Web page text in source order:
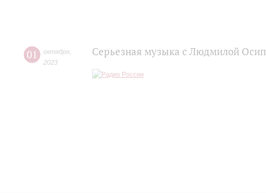
01 октября
2023
Серьезная музыка с Людмилой